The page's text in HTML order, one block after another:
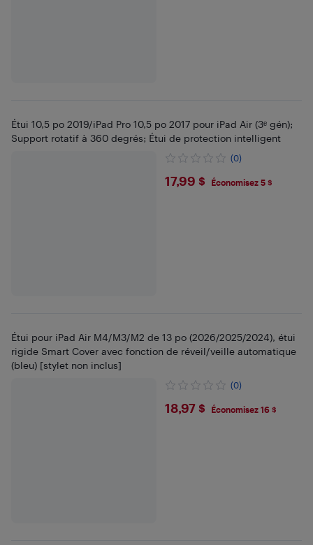
Étui 10,5 po 2019/iPad Pro 10,5 po 2017 pour iPad Air (3ᵉ gén);
Support rotatif à 360 degrés; Étui de protection intelligent
(0)
$17.99
17,99 $ Économisez 5 $
Étui pour iPad Air M4/M3/M2 de 13 po (2026/2025/2024), étui
rigide Smart Cover avec fonction de réveil/veille automatique
(bleu) [stylet non inclus]
(0)
$18.97
18,97 $ Économisez 16 $